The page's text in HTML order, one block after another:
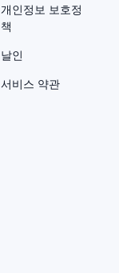
개인정보 보호정
책
날인
서비스 약관